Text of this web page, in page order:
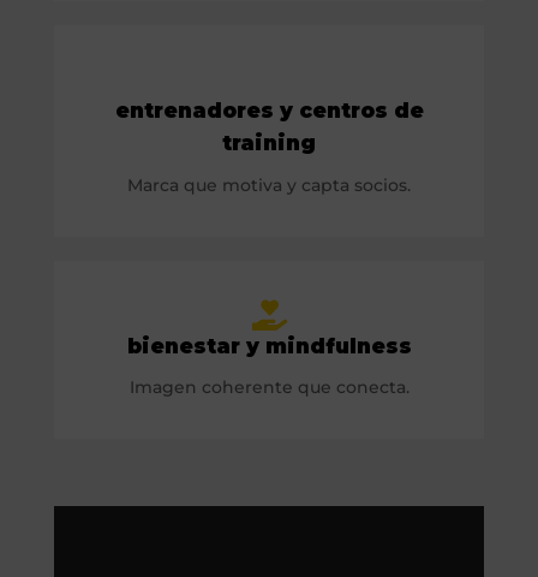
entrenadores y centros de
training
Marca que motiva y capta socios.
bienestar y mindfulness
Imagen coherente que conecta.